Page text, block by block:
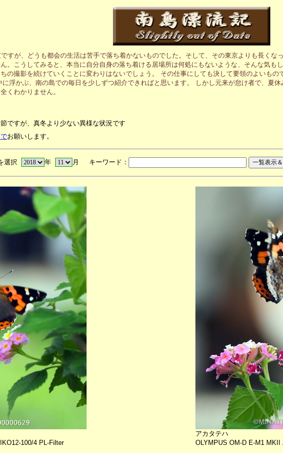
すが、どうも都会の生活は苦手で落ち着かないものでした。そして、その東京よりも長く
。こうしてみると、本当に自分自身の落ち着ける居場所は何処にもないような、そんな気
の撮影を続けていくことに変わりはないでしょう。 その仕事にしても決して要領のよいも
浮かぶ、南の島での毎日を少しずつ紹介できればと思います。 しかし元来が怠け者で、夏
くわかりません。
ですが、真冬より少ない異様な状況です
お願いします。
選択 年 月 キーワード：
100/4 PL-Filter
アカタテハ
OLYMPUS OM-D E-M1 MKII